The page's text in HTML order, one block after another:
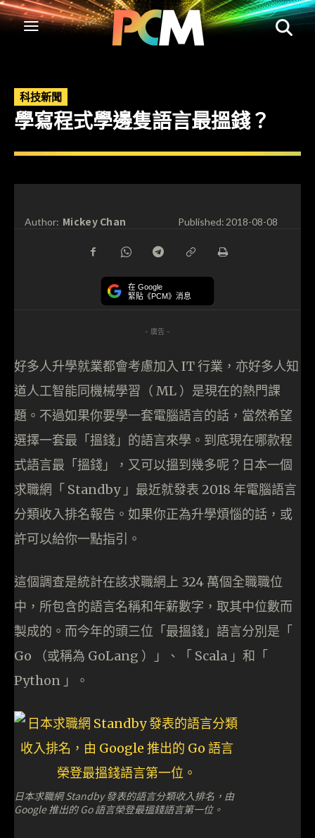
科技新聞
學寫程式學邊隻語言最搵錢？
Author: Mickey Chan Published:2018-08-08
在 Google
緊貼《PCM》消息
- 廣告 -
好多人升學就業都會考慮加入 IT 行業，亦好多人知
道人工智能同機械學習（ ML ）是現在的熱門課
題。不過如果你要學一套電腦語言的話，當然希望
選擇一套最「搵錢」的語言來學。到底現在哪款程
式語言最「搵錢」，又可以搵到幾多呢？日本一個
求職網「 Standby 」最近就發表 2018 年電腦語言
分類收入排名報告。如果你正為升學煩惱的話，或
許可以給你一點指引。
這個調查是統計在該求職網上 324 萬個全職職位
中，所包含的語言名稱和年薪數字，取其中位數而
製成的。而今年的頭三位「最搵錢」語言分別是「
Go （或稱為 GoLang ）」、「 Scala 」和「
Python 」。
日本求職網 Standby 發表的語言分類收入排名，由
Google 推出的 Go 語言榮登最搵錢語言第一位。